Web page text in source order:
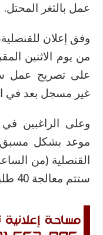
عمل بالثغر المحتل.
وفق إعلان
من يوم الاثنين
على تصريح عمل
غير مسجل بعد في
وعلى الراغبين
موعد بشكل
ستتم معالجة 40 طلبا في اليوم.